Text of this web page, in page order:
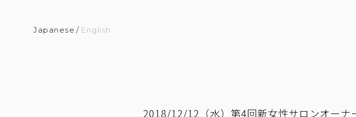
Japanese / English
2018/12/12（水）第4回新女性サロンオーナ